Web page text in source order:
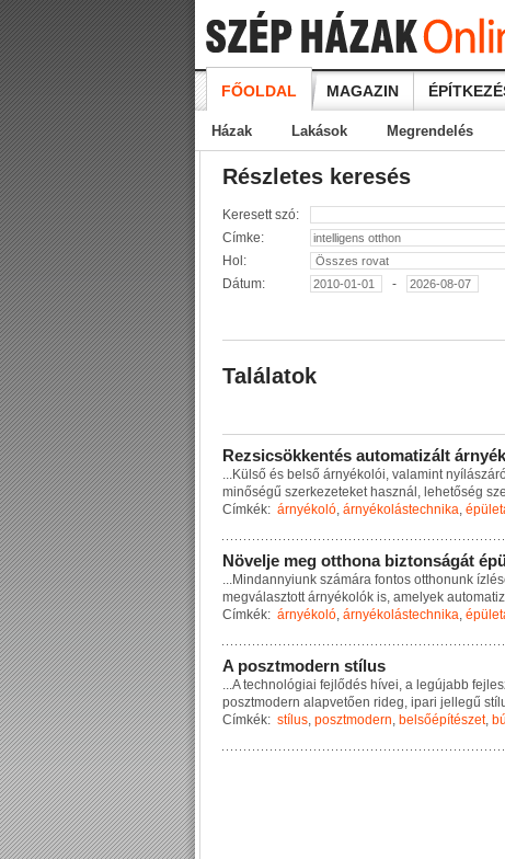
FŐOLDAL MAGAZIN
Házak Lakások Megrendelés
Részletes keresés
Keresett szó:
Címke:
Hol:
Dátum:
-
Találatok
Rezsicsökkentés automatizált árnyék
...Kü ső és be ső árnyé ko ói, va amint nyí ászár
minőségű szerkezete ket haszná , e hetőség sze
Címkék: árnyékoló, árnyékolástechnika,
Növelje meg otthona biztonságát ép
...Mindannyiun k számára fontos otthonun k íz és
megvá asztott árnyé ko ók is, ame ye k automatiz
Címkék: árnyékoló, árnyékolástechnika,
A posztmodern stílus
...A techno ógiai fej ődés hívei, a egújabb fej es
posztmodern a apvetően rideg, ipari je egű stí
Címkék: stílus, posztmodern, belsőépítészet,